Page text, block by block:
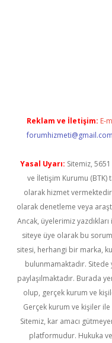
Reklam ve İletişim: E-
forumhizmeti@gmail.com
Yasal Uyarı: Sitemiz,
ve İletişim Kurumu (BTK)
olarak hizmet
olarak denetleme veya
Ancak, üyelerimiz
siteye üye olarak bu
sitesi, herhangi bir marka,
bulunmamaktadır. Sitede
paylaşılmaktadır. Burada
olup, gerçek kurum ve
Gerçek kurum ve kişiler
Sitemiz, kar amacı
platformudur. Hukuka